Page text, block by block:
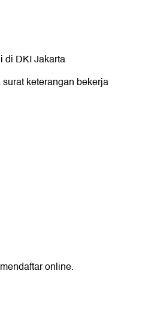
di DKI Jakarta
keterangan bekerja
online.